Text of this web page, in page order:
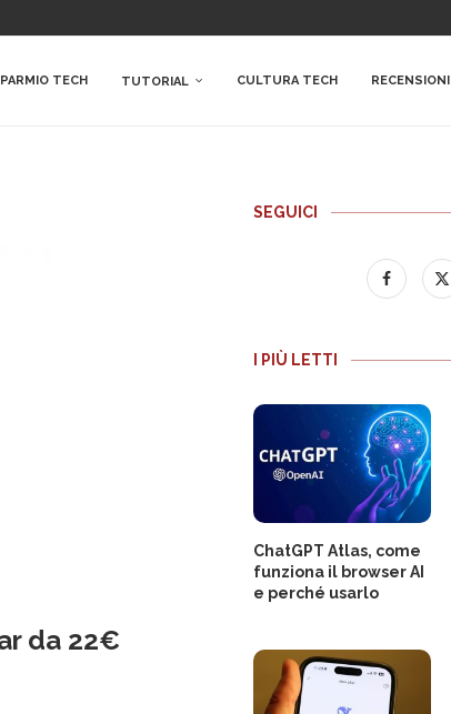
TECH TUTORIAL CULTURA TECH RECENSIONI
da 22€
SEGUICI
I PIÙ LETTI
ChatGPT Atlas, come
funziona il browser AI
e perché usarlo